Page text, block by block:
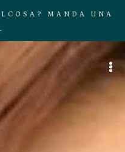
MANDA UNA